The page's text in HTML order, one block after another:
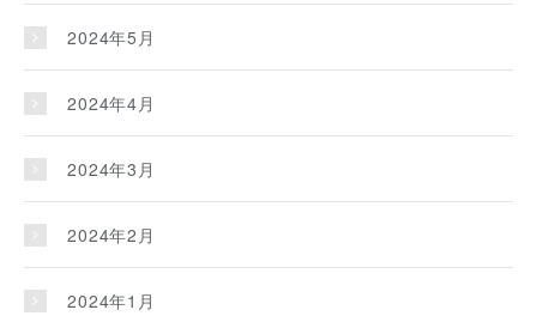
2024年5月
2024年4月
2024年3月
2024年2月
2024年1月